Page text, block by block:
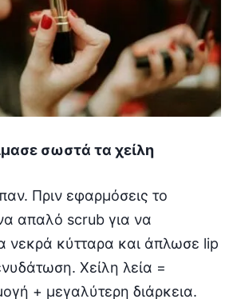
σωστά τα χείλη
Πριν εφαρμόσεις το
απαλό scrub για να
νεκρά κύτταρα και άπλωσε lip
Χείλη λεία =
+ μεγαλύτερη διάρκεια.